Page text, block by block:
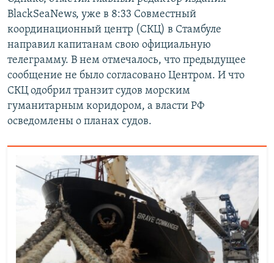
BlackSeaNews, уже в 8:33 Совместный
координационный центр (СКЦ) в Стамбуле
направил капитанам свою официальную
телеграмму. В нем отмечалось, что предыдущее
сообщение не было согласовано Центром. И что
СКЦ одобрил транзит судов морским
гуманитарным коридором, а власти РФ
осведомлены о планах судов.